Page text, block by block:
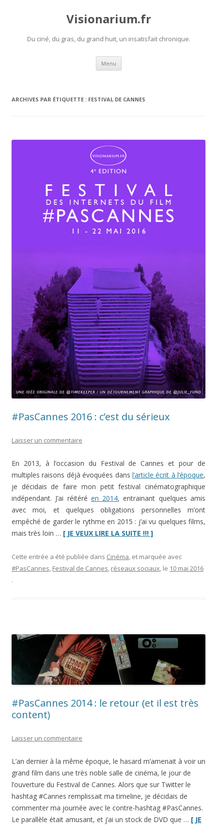
Visionarium.fr
Du ciné, du gras, du grand huit, un insatisfait chronique.
Menu Aller
contenu
ARCHIVES PAR ÉTIQUETTE : FESTIVAL DE CANNES
#PasCannes 2016 : c’est du sérieux
Laisser un commentaire
En 2013, à l’occasion du Festival de Cannes et pour de
multiples raisons déjà évoquées dans l’article écrit à l’époque,
je décidais de faire mon petit festival cinématographique
indépendant. J’ai réitéré en 2014, entrainant quelques amis
avec moi, et quelques obligations personnelles m’ont
empêché de garder le rythme en 2015 : j’ai vu quelques films,
mais très loin … [ JE VEUX LIRE LA SUITE !!! ]“#PasCannes
:
c’est
Cette entrée a été publiée dans Cinéma, et marquée avec
#PasCannes, Festival de Cannes, réseaux sociaux, le 10 mai 2016
.
#PasCannes 2014 : le retour (et il est très
content)
Laisser un commentaire
L’an dernier à la même époque, le hasard m’amenait à voir un
grand film dans une très noble salle de cinéma, le jour de
l’ouverture du Festival de Cannes. Alors que sur Twitter le
hashtag #Cannes remplissait ma timeline, je décidais de
commenter ma journée avec le contre-hashtag #PasCannes.
Le parallèle était amusant, et j’ai un stock de DVD que … [ JE